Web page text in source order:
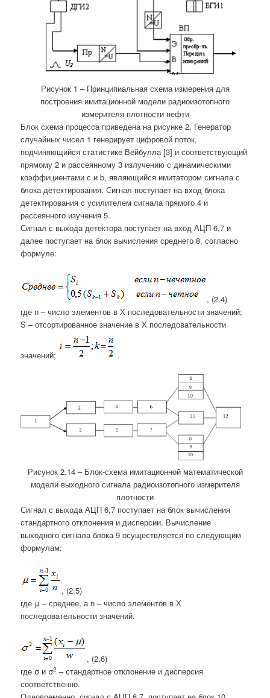
Рисунок 1 – Принципиальная схема измерения для
построения имитационной модели радиоизотопного
измерителя плотности нефти
Блок схема процесса приведена на рисунке 2. Генератор
случайных чисел 1 генерирует цифровой поток,
подчиняющийся статистике Вейбулла [3] и соответствующий
прямому 2 и рассеянному 3 излучению с динамическими
коэффициентами с и b, являющийся имитатором сигнала с
блока детектирования. Сигнал поступает на вход блока
детектирования c усилителем сигнала прямого 4 и
рассеянного изучения 5.
Сигнал с выхода детектора поступает на вход АЦП 6,7 и
далее поступает на блок вычисления среднего 8, согласно
формуле:
, (2.4)
где n – число элементов в Х последовательности значений;
S – отсортированное значение в Х последовательности
значений; .
Рисунок 2.14 – Блок-схема имитационной математической
модели выходного сигнала радиоизотопного измерителя
плотности
Сигнал с выхода АЦП 6,7 поступает на блок вычисления
стандартного отклонения и дисперсии. Вычисление
выходного сигнала блока 9 осуществляется по следующим
формулам:
, (2.5)
где μ –среднее, а n – число элементов в Х
последовательности значений.
, (2.6)
где σ и σ2 – стандартное отклонение и дисперсия
соответственно.